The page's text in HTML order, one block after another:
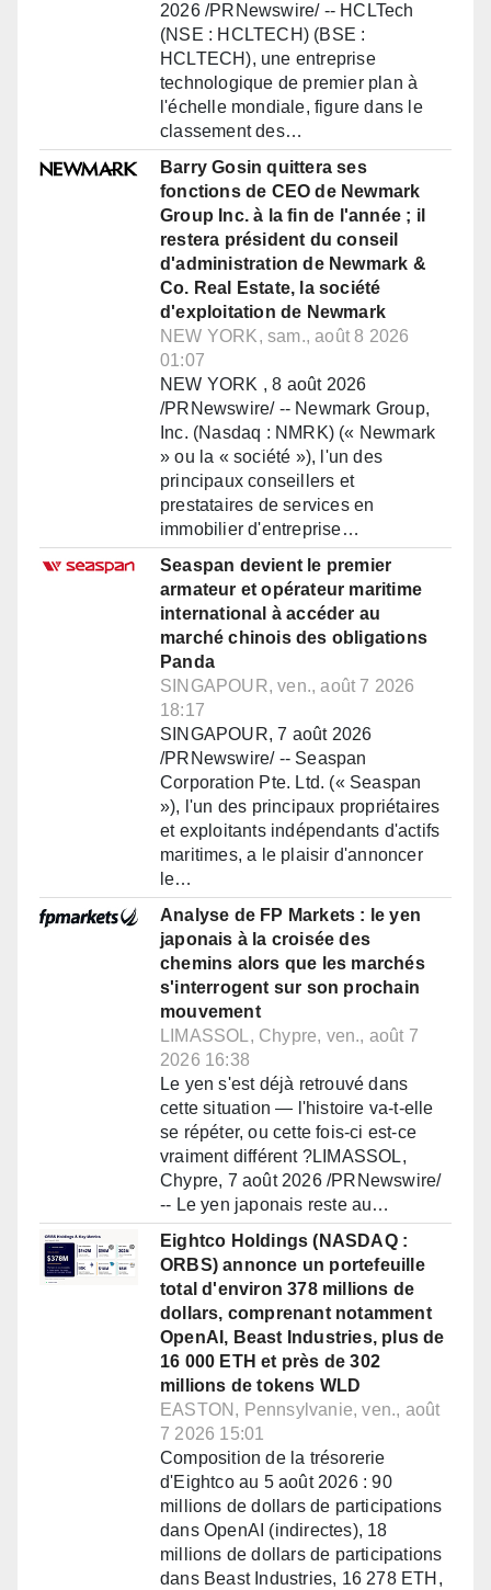
2026 /PRNewswire/ -- HCLTech
(NSE : HCLTECH) (BSE :
HCLTECH), une entreprise
technologique de premier plan à
l'échelle mondiale, figure dans le
classement des…
Barry Gosin quittera ses
fonctions de CEO de Newmark
Group Inc. à la fin de l'année ; il
restera président du conseil
d'administration de Newmark &
Co. Real Estate, la société
d'exploitation de Newmark
NEW YORK, sam., août 8 2026
01:07
NEW YORK , 8 août 2026
/PRNewswire/ -- Newmark Group,
Inc. (Nasdaq : NMRK) (« Newmark
» ou la « société »), l'un des
principaux conseillers et
prestataires de services en
immobilier d'entreprise…
Seaspan devient le premier
armateur et opérateur maritime
international à accéder au
marché chinois des obligations
Panda
SINGAPOUR, ven., août 7 2026
18:17
SINGAPOUR, 7 août 2026
/PRNewswire/ -- Seaspan
Corporation Pte. Ltd. (« Seaspan
»), l'un des principaux propriétaires
et exploitants indépendants d'actifs
maritimes, a le plaisir d'annoncer
le…
Analyse de FP Markets : le yen
japonais à la croisée des
chemins alors que les marchés
s'interrogent sur son prochain
mouvement
LIMASSOL, Chypre, ven., août 7
2026 16:38
Le yen s'est déjà retrouvé dans
cette situation — l'histoire va-t-elle
se répéter, ou cette fois-ci est-ce
vraiment différent ?LIMASSOL,
Chypre, 7 août 2026 /PRNewswire/
-- Le yen japonais reste au…
Eightco Holdings (NASDAQ :
ORBS) annonce un portefeuille
total d'environ 378 millions de
dollars, comprenant notamment
OpenAI, Beast Industries, plus de
16 000 ETH et près de 302
millions de tokens WLD
EASTON, Pennsylvanie, ven., août
7 2026 15:01
Composition de la trésorerie
d'Eightco au 5 août 2026 : 90
millions de dollars de participations
dans OpenAI (indirectes), 18
millions de dollars de participations
dans Beast Industries, 16 278 ETH,